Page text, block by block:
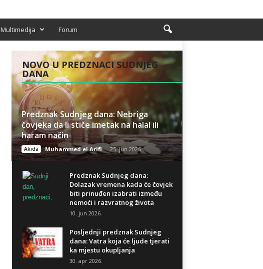
Multimedija Forum
NOVO U PREDZNACI SUDNJEG
DANA
Predznak Sudnjeg dana: Nebriga
čovjeka da li stiče imetak na halal ili
haram način
Akida Muhammed el Arifi - 25. jun 2026.
Predznak Sudnjeg dana:
Dolazak vremena kada će čovjek
biti prinuđen izabrati između
nemoći i razvratnog života
10. jun 2026.
Posljednji predznak Sudnjeg
dana: Vatra koja će ljude tjerati
ka mjestu okupljanja
30. apr 2026.